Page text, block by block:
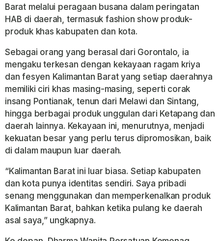
Barat melalui peragaan busana dalam peringatan
HAB di daerah, termasuk fashion show produk-
produk khas kabupaten dan kota.
Sebagai orang yang berasal dari Gorontalo, ia
mengaku terkesan dengan kekayaan ragam kriya
dan fesyen Kalimantan Barat yang setiap daerahnya
memiliki ciri khas masing-masing, seperti corak
insang Pontianak, tenun dari Melawi dan Sintang,
hingga berbagai produk unggulan dari Ketapang dan
daerah lainnya. Kekayaan ini, menurutnya, menjadi
kekuatan besar yang perlu terus dipromosikan, baik
di dalam maupun luar daerah.
“Kalimantan Barat ini luar biasa. Setiap kabupaten
dan kota punya identitas sendiri. Saya pribadi
senang menggunakan dan memperkenalkan produk
Kalimantan Barat, bahkan ketika pulang ke daerah
asal saya,” ungkapnya.